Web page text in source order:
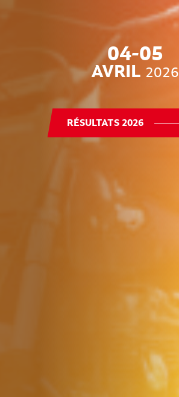
04-05
AVRIL 2026
RÉSULTATS 2026